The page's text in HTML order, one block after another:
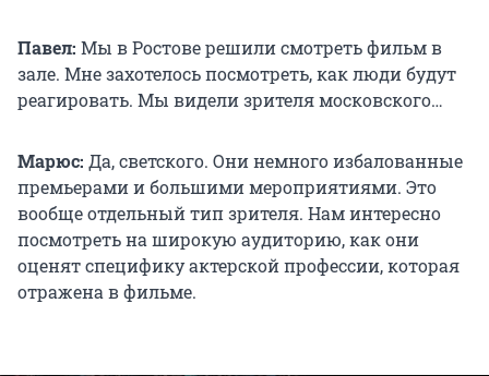
Павел: Мы в Ростове решили смотреть фильм в
зале. Мне захотелось посмотреть, как люди будут
реагировать. Мы видели зрителя московского…
Марюс: Да, светского. Они немного избалованные
премьерами и большими мероприятиями. Это
вообще отдельный тип зрителя. Нам интересно
посмотреть на широкую аудиторию, как они
оценят специфику актерской профессии, которая
отражена в фильме.